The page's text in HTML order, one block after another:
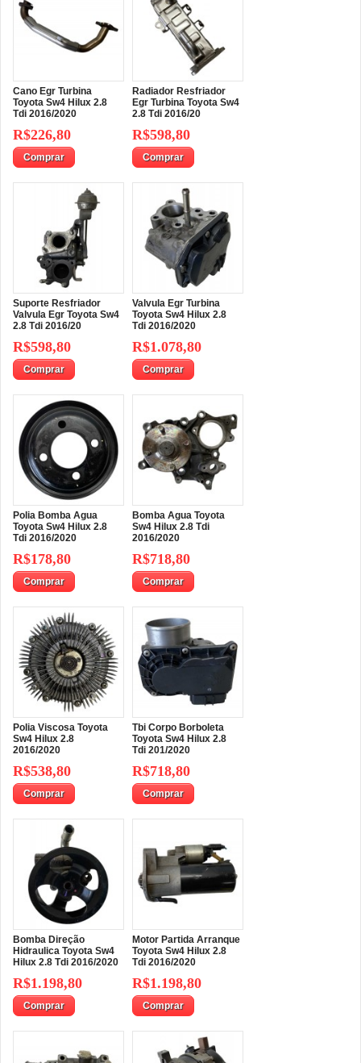
Cano Egr Turbina
Toyota Sw4 Hilux 2.8
Tdi 2016/2020
R$226,80
Comprar
Radiador Resfriador
Egr Turbina Toyota Sw4
2.8 Tdi 2016/20
R$598,80
Comprar
Suporte Resfriador
Valvula Egr Toyota Sw4
2.8 Tdi 2016/20
R$598,80
Comprar
Valvula Egr Turbina
Toyota Sw4 Hilux 2.8
Tdi 2016/2020
R$1.078,80
Comprar
Polia Bomba Agua
Toyota Sw4 Hilux 2.8
Tdi 2016/2020
R$178,80
Comprar
Bomba Agua Toyota
Sw4 Hilux 2.8 Tdi
2016/2020
R$718,80
Comprar
Polia Viscosa Toyota
Sw4 Hilux 2.8
2016/2020
R$538,80
Comprar
Tbi Corpo Borboleta
Toyota Sw4 Hilux 2.8
Tdi 201/2020
R$718,80
Comprar
Bomba Direção
Hidraulica Toyota Sw4
Hilux 2.8 Tdi 2016/2020
R$1.198,80
Comprar
Motor Partida Arranque
Toyota Sw4 Hilux 2.8
Tdi 2016/2020
R$1.198,80
Comprar